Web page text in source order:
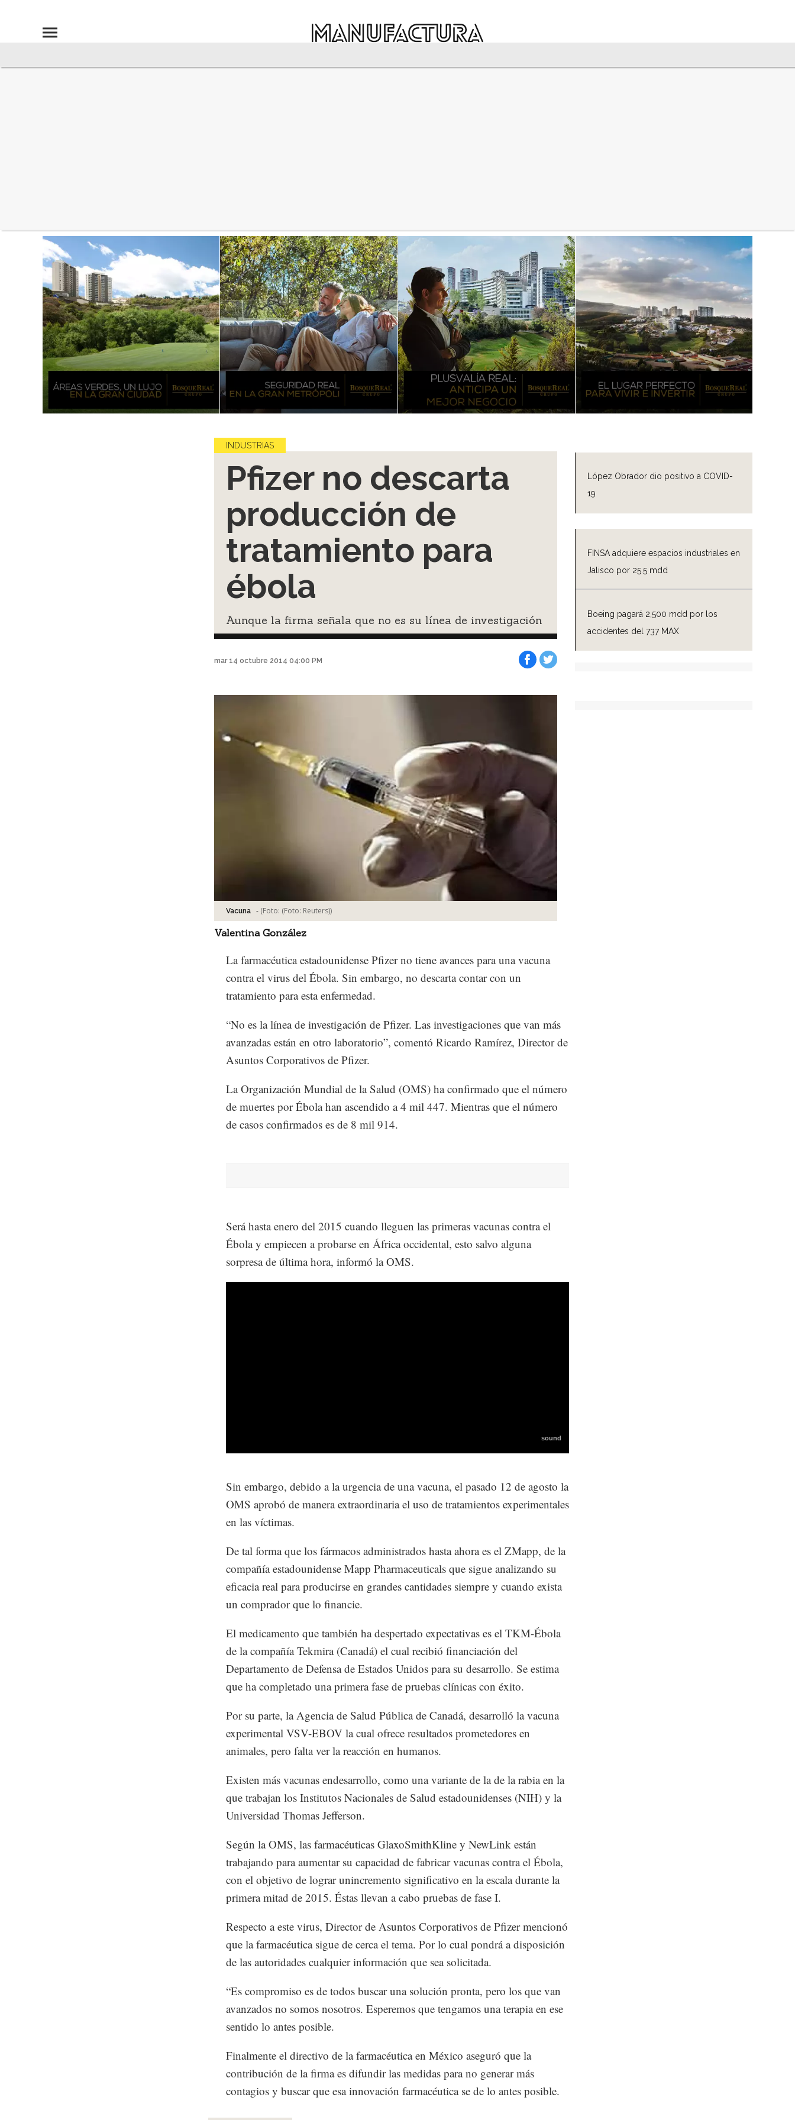
López Obrador dio positivo a COVID-
19
FINSA adquiere espacios industriales en
Jalisco por 25.5 mdd
Boeing pagará 2,500 mdd por los
accidentes del 737 MAX
INDUSTRIAS
Pfizer no descarta
producción de
tratamiento para
ébola
Aunque la firma señala que no es su línea de investigación
mar 14 octubre 2014 04:00 PM
Vacuna - (Foto: (Foto: Reuters))
Valentina González
La farmacéutica estadounidense Pfizer no tiene avances para una vacuna
contra el virus del Ébola. Sin embargo, no descarta contar con un
tratamiento para esta enfermedad.
“No es la línea de investigación de Pfizer. Las investigaciones que van más
avanzadas están en otro laboratorio”, comentó Ricardo Ramírez, Director de
Asuntos Corporativos de Pfizer.
La Organización Mundial de la Salud (OMS) ha confirmado que el número
de muertes por Ébola han ascendido a 4 mil 447. Mientras que el número
de casos confirmados es de 8 mil 914.
Será hasta enero del 2015 cuando lleguen las primeras vacunas contra el
Ébola y empiecen a probarse en África occidental, esto salvo alguna
sorpresa de última hora, informó la OMS.
Sin embargo, debido a la urgencia de una vacuna, el pasado 12 de agosto la
OMS aprobó de manera extraordinaria el uso de tratamientos experimentales
en las víctimas.
De tal forma que los fármacos administrados hasta ahora es el ZMapp, de la
compañía estadounidense Mapp Pharmaceuticals que sigue analizando su
eficacia real para producirse en grandes cantidades siempre y cuando exista
un comprador que lo financie.
El medicamento que también ha despertado expectativas es el TKM-Ébola
de la compañía Tekmira (Canadá) el cual recibió financiación del
Departamento de Defensa de Estados Unidos para su desarrollo. Se estima
que ha completado una primera fase de pruebas clínicas con éxito.
Por su parte, la Agencia de Salud Pública de Canadá, desarrolló la vacuna
experimental VSV-EBOV la cual ofrece resultados prometedores en
animales, pero falta ver la reacción en humanos.
Existen más vacunas endesarrollo, como una variante de la de la rabia en la
que trabajan los Institutos Nacionales de Salud estadounidenses (NIH) y la
Universidad Thomas Jefferson.
Según la OMS, las farmacéuticas GlaxoSmithKline y NewLink están
trabajando para aumentar su capacidad de fabricar vacunas contra el Ébola,
con el objetivo de lograr unincremento significativo en la escala durante la
primera mitad de 2015. Éstas llevan a cabo pruebas de fase I.
Respecto a este virus, Director de Asuntos Corporativos de Pfizer mencionó
que la farmacéutica sigue de cerca el tema. Por lo cual pondrá a disposición
de las autoridades cualquier información que sea solicitada.
“Es compromiso es de todos buscar una solución pronta, pero los que van
avanzados no somos nosotros. Esperemos que tengamos una terapia en ese
sentido lo antes posible.
Finalmente el directivo de la farmacéutica en México aseguró que la
contribución de la firma es difundir las medidas para no generar más
contagios y buscar que esa innovación farmacéutica se de lo antes posible.